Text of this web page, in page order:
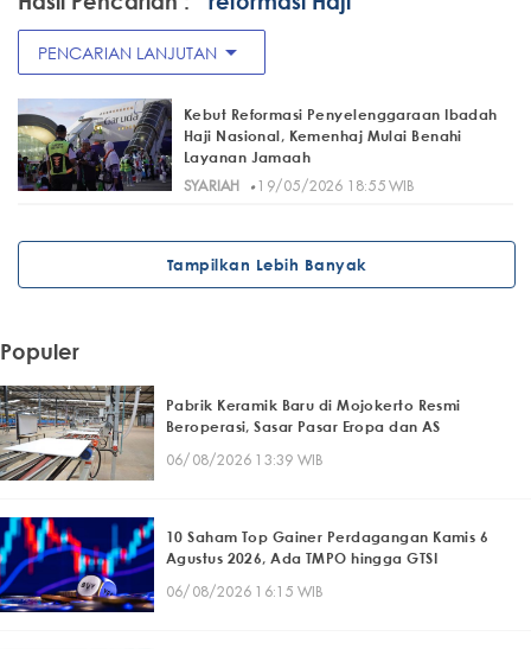
PENCARIAN LANJUTAN arrow_drop_down
Kebut Reformasi Penyelenggaraan Ibadah
Haji Nasional, Kemenhaj Mulai Benahi
Layanan Jamaah
SYARIAH
· 19/05/2026 18:55 WIB
Tampilkan Lebih Banyak
Populer
Pabrik Keramik Baru di Mojokerto Resmi
Beroperasi, Sasar Pasar Eropa dan AS
06/08/2026 13:39 WIB
10 Saham Top Gainer Perdagangan Kamis 6
Agustus 2026, Ada TMPO hingga GTSI
06/08/2026 16:15 WIB